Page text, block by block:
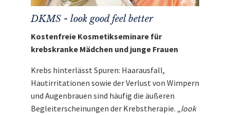
DKMS - look good feel better
Kostenfreie Kosmetikseminare für
krebskranke Mädchen und junge Frauen
Krebs hinterlässt Spuren: Haarausfall,
Hautirritationen sowie der Verlust von Wimpern
und Augenbrauen sind häufig die äußeren
Begleiterscheinungen der Krebstherapie. „ look